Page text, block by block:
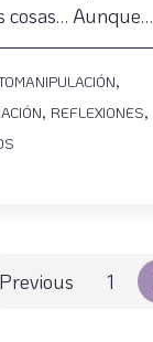
cosas… Aunque…
,
, REFLEXIONES,
Previous 1